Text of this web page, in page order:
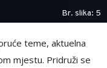
Br. slika: 5
teme, aktuelna
mjestu. Pridruži se